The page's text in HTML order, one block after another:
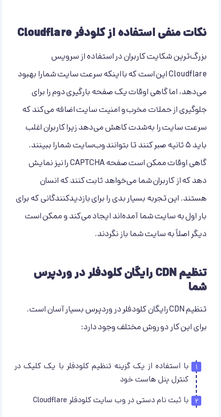
نکات منفی استفاده از کلودفر Cloudflare
بزرگ‌ترین شکایت کاربران در استفاده از سرویس
Cloudflare این است که بااینکه سرعت سایت شمارا بهبود
می‌دهد، اما گاهی اوقات یک صفحه بارگیری دوم را برای
جلوگیری از حملات مخرب و امنیت سایت اضافه می‌کند که
سرعت سایت را به‌شدت کاهش می‌دهد زیرا کاربران اغلب
باید ۵ ثانیه صبر کنند تا بتوانند وب‌سایت شمارا ببینند.
گاهی اوقات ممکن است صفحه CAPTCHA را نیز نمایش
دهد که از کاربران شما می‌خواهد ثابت کنند که انسان
هستند. این تجربه بسیار بدی را برای بازدیدکنندگانی که برای
بار اول به سایت شما آمده‌اند ایجاد می‌کند و ممکن است
دیگر اصلاً به سایت شما باز نگردند.
تنظیم CDN رایگان کلودفلر در وردپرس
شما
تنظیم CDN رایگان کلودفلر در وردپرس بسیار آسان است.
برای این کار دو روش مختلف وجود دارد:
با استفاده از یک گزینه تنظیم کلودفلر با یک کلیک در
کنترل پنل هاست خود
با ثبت نام دستی در وب سایت کلودفلر Cloudflare